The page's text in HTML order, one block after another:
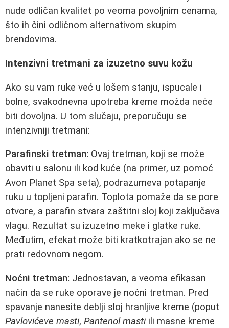
nude odličan kvalitet po veoma povoljnim cenama,
što ih čini odličnom alternativom skupim
brendovima.
Intenzivni tretmani za izuzetno suvu kožu
Ako su vam ruke već u lošem stanju, ispucale i
bolne, svakodnevna upotreba kreme možda neće
biti dovoljna. U tom slučaju, preporučuju se
intenzivniji tretmani:
Parafinski tretman: Ovaj tretman, koji se može
obaviti u salonu ili kod kuće (na primer, uz pomoć
Avon Planet Spa seta), podrazumeva potapanje
ruku u topljeni parafin. Toplota pomaže da se pore
otvore, a parafin stvara zaštitni sloj koji zaključava
vlagu. Rezultat su izuzetno meke i glatke ruke.
Međutim, efekat može biti kratkotrajan ako se ne
prati redovnom negom.
Noćni tretman: Jednostavan, a veoma efikasan
način da se ruke oporave je noćni tretman. Pred
spavanje nanesite deblji sloj hranljive kreme (poput
Pavlovićeve masti, Pantenol mastiili masne kreme